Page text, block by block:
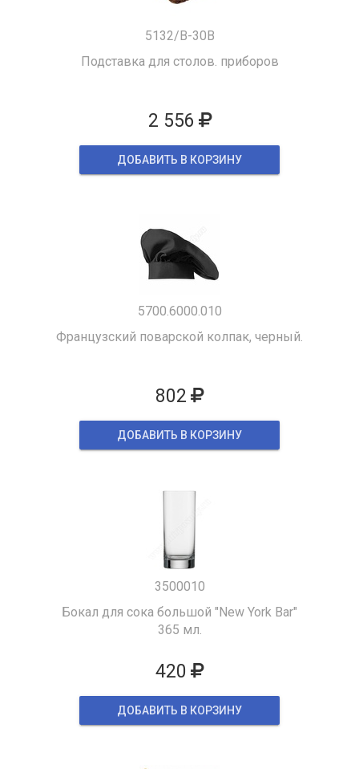
5132/B-30B
Подставка для столов. приборов
2 556
ДОБАВИТЬ В КОРЗИНУ
5700.6000.010
Французский поварской колпак, черный.
802
ДОБАВИТЬ В КОРЗИНУ
3500010
Бокал для сока большой "New York Bar"
365 мл.
420
ДОБАВИТЬ В КОРЗИНУ